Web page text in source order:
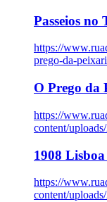
Passeios no
https://
prego-da-
O Prego da
https://
content/
1908
https://
content/